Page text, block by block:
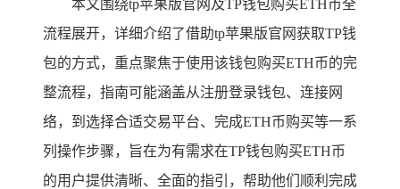
本文围绕tp苹果版官网及TP钱包购买ETH币全
流程展开，详细介绍了借助tp苹果版官网获取TP钱
包的方式，重点聚焦于使用该钱包购买ETH币的完
整流程，指南可能涵盖从注册登录钱包、连接网
络，到选择合适交易平台、完成ETH币购买等一系
列操作步骤，旨在为有需求在TP钱包购买ETH币
的用户提供清晰、全面的指引，帮助他们顺利完成